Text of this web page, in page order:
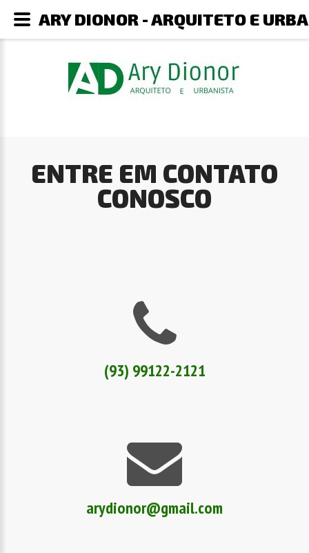
ENTRE EM CONTATO
CONOSCO
(93) 99122-2121
arydionor@gmail.com
ARY DIONOR - ARQUITETO E